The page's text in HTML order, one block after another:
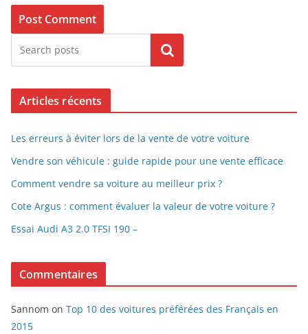
Search
Articles récents
Les erreurs à éviter lors de la vente de votre voiture
Vendre son véhicule : guide rapide pour une vente efficace
Comment vendre sa voiture au meilleur prix ?
Cote Argus : comment évaluer la valeur de votre voiture ?
Essai Audi A3 2.0 TFSI 190 –
Commentaires
Sannom on Top 10 des voitures préférées des Français en
2015